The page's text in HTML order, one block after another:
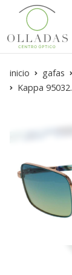
inicio gafas
Kappa 95032.